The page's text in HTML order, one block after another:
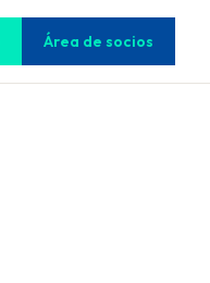
Área de socios